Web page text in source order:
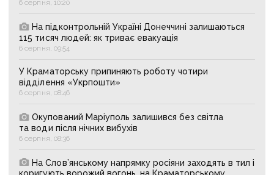
6 серпня, 10:20
На підконтрольній Україні Донеччині залишаються
115 тисяч людей: як триває евакуація
6 серпня, 09:54
У Краматорську припиняють роботу чотири
відділення «Укрпошти»
6 серпня, 08:46
Окупований Маріуполь залишився без світла
та води після нічних вибухів
6 серпня, 08:36
На Слов’янському напрямку росіяни заходять в тил і